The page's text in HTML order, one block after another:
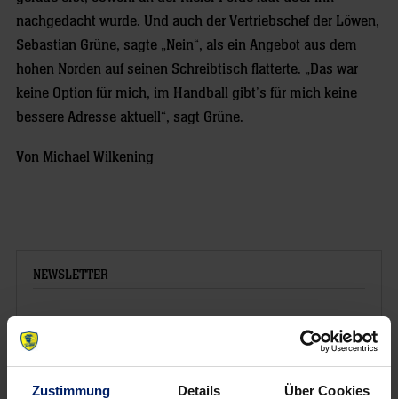
Zustimmung Details Über Cookies
nachgedacht wurde. Und auch der Vertriebschef der Löwen,
Sebastian Grüne, sagte „Nein“, als ein Angebot aus dem
hohen Norden auf seinen Schreibtisch flatterte. „Das war
keine Option für mich, im Handball gibt’s für mich keine
bessere Adresse aktuell“, sagt Grüne.
Von Michael Wilkening
NEWSLETTER
informiert werden willst, kannst du den Rhein-Neckar Löwen
Newsletterhier abonnieren.